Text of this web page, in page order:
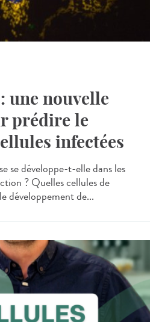
une nouvelle
prédire le
infectées
se développe-t-elle dans les
? Quelles cellules de
développement de...